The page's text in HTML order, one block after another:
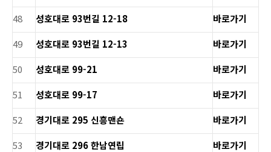
48
성호대로 93번길 12-18
바로가기
49
성호대로 93번길 12-13
바로가기
50
성호대로 99-21
바로가기
51
성호대로 99-17
바로가기
52
경기대로 295 신흥맨숀
바로가기
53
경기대로 296 한남연립
바로가기